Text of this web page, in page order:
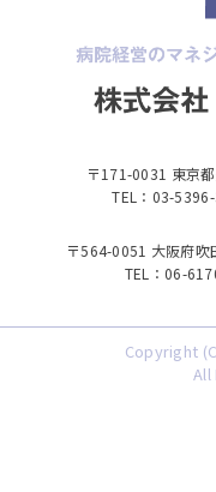
〒171-0031 東京
TEL：03-
〒564-0051 大阪府
TEL：06-
Copyright
All